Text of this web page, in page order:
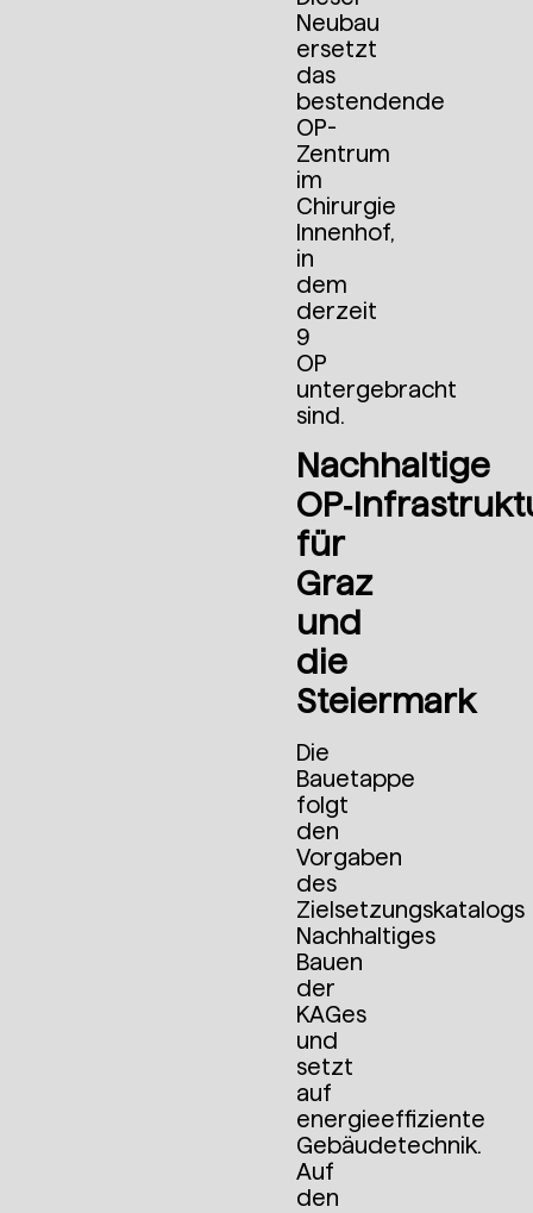
Neubau
ersetzt
das
bestendende
OP-
Zentrum
im
Chirurgie
Innenhof,
in
dem
derzeit
9
OP
untergebracht
sind.
Nachhaltige
für
Graz
und
die
Steiermark
Die
Bauetappe
folgt
den
Vorgaben
des
Zielsetzungskatalogs
Nachhaltiges
Bauen
der
KAGes
und
setzt
auf
energieeffiziente
Gebäudetechnik.
Auf
den